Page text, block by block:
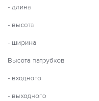
- длина
- высота
- ширина
Высота патрубков
- входного
- выходного